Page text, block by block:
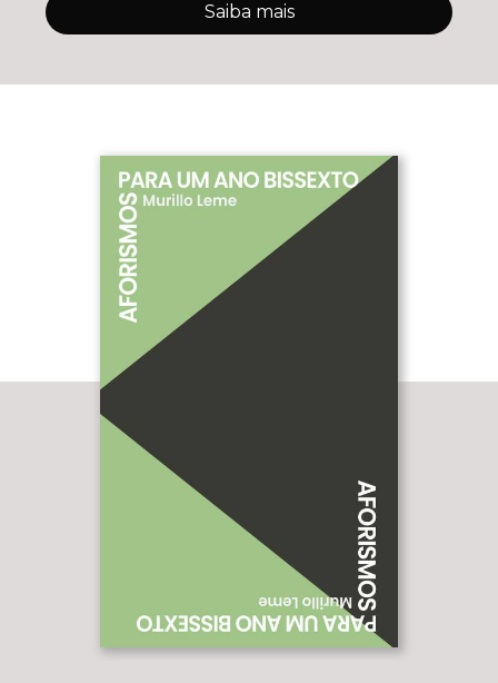
Saiba mais